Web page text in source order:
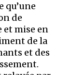
qu’une
de
mise en
de la
et des